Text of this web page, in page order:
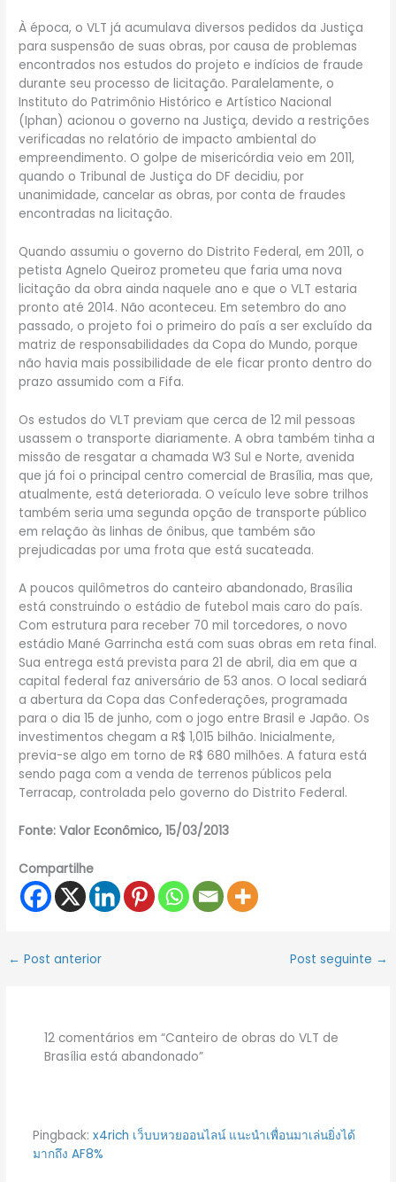
À época, o VLT já acumulava diversos pedidos da Justiça
para suspensão de suas obras, por causa de problemas
encontrados nos estudos do projeto e indícios de fraude
durante seu processo de licitação. Paralelamente, o
Instituto do Patrimônio Histórico e Artístico Nacional
(Iphan) acionou o governo na Justiça, devido a restrições
verificadas no relatório de impacto ambiental do
empreendimento. O golpe de misericórdia veio em 2011,
quando o Tribunal de Justiça do DF decidiu, por
unanimidade, cancelar as obras, por conta de fraudes
encontradas na licitação.
Quando assumiu o governo do Distrito Federal, em 2011, o
petista Agnelo Queiroz prometeu que faria uma nova
licitação da obra ainda naquele ano e que o VLT estaria
pronto até 2014. Não aconteceu. Em setembro do ano
passado, o projeto foi o primeiro do país a ser excluído da
matriz de responsabilidades da Copa do Mundo, porque
não havia mais possibilidade de ele ficar pronto dentro do
prazo assumido com a Fifa.
Os estudos do VLT previam que cerca de 12 mil pessoas
usassem o transporte diariamente. A obra também tinha a
missão de resgatar a chamada W3 Sul e Norte, avenida
que já foi o principal centro comercial de Brasília, mas que,
atualmente, está deteriorada. O veículo leve sobre trilhos
também seria uma segunda opção de transporte público
em relação às linhas de ônibus, que também são
prejudicadas por uma frota que está sucateada.
A poucos quilômetros do canteiro abandonado, Brasília
está construindo o estádio de futebol mais caro do país.
Com estrutura para receber 70 mil torcedores, o novo
estádio Mané Garrincha está com suas obras em reta final.
Sua entrega está prevista para 21 de abril, dia em que a
capital federal faz aniversário de 53 anos. O local sediará
a abertura da Copa das Confederações, programada
para o dia 15 de junho, com o jogo entre Brasil e Japão. Os
investimentos chegam a R$ 1,015 bilhão. Inicialmente,
previa-se algo em torno de R$ 680 milhões. A fatura está
sendo paga com a venda de terrenos públicos pela
Terracap, controlada pelo governo do Distrito Federal.
Fonte: Valor Econômico, 15/03/2013
Compartilhe
← Post anterior Post seguinte →
12 comentários em “Canteiro de obras do VLT de
Brasília está abandonado”
Pingback: x4rich เว็บบหวยออนไลน์ แนะนำเพื่อนมาเล่นยิ่งได้
มากถึง AF8%